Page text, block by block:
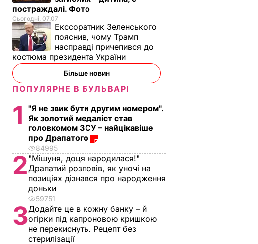
постраждалі. Фото
Сьогодні, 07.07
Екссоратник Зеленського
пояснив, чому Трамп
насправді причепився до
костюма президента України
Більше новин
ПОПУЛЯРНЕ В БУЛЬВАРІ
1
"Я не звик бути другим номером".
Як золотий медаліст став
головкомом ЗСУ – найцікавіше
про Драпатого
84995
2 "Мішуня, доця народилася!"
Драпатий розповів, як уночі на
позиціях дізнався про народження
доньки
59751
3Додайте це в кожну банку – й
огірки під капроновою кришкою
не перекиснуть. Рецепт без
стерилізації